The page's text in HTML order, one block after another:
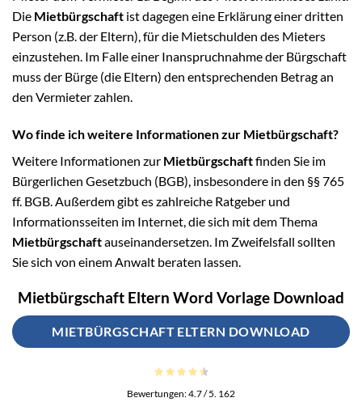
Die Mietbürgschaft ist dagegen eine Erklärung einer dritten
Person (z.B. der Eltern), für die Mietschulden des Mieters
einzustehen. Im Falle einer Inanspruchnahme der Bürgschaft
muss der Bürge (die Eltern) den entsprechenden Betrag an
den Vermieter zahlen.
Wo finde ich weitere Informationen zur Mietbürgschaft?
Weitere Informationen zur Mietbürgschaftfinden Sie im
Bürgerlichen Gesetzbuch (BGB), insbesondere in den §§ 765
ff. BGB. Außerdem gibt es zahlreiche Ratgeber und
Informationsseiten im Internet, die sich mit dem Thema
Mietbürgschaftauseinandersetzen. Im Zweifelsfall sollten
Sie sich von einem Anwalt beraten lassen.
Mietbürgschaft Eltern Word Vorlage Download
MIETBÜRGSCHAFT ELTERN DOWNLOAD
Bewertungen:4.7/ 5. 162